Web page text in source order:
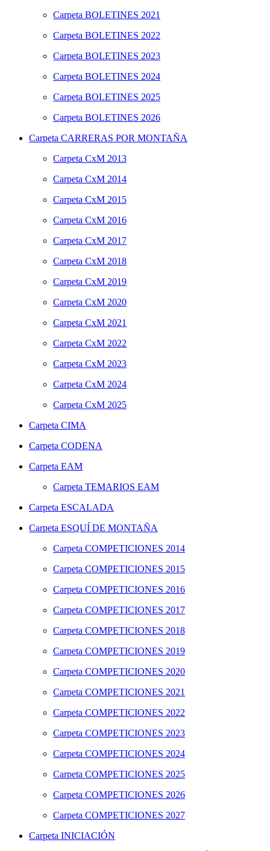
Carpeta BOLETINES 2021
Carpeta BOLETINES 2022
Carpeta BOLETINES 2023
Carpeta BOLETINES 2024
Carpeta BOLETINES 2025
Carpeta BOLETINES 2026
Carpeta CARRERAS POR MONTAÑA
Carpeta CxM 2013
Carpeta CxM 2014
Carpeta CxM 2015
Carpeta CxM 2016
Carpeta CxM 2017
Carpeta CxM 2018
Carpeta CxM 2019
Carpeta CxM 2020
Carpeta CxM 2021
Carpeta CxM 2022
Carpeta CxM 2023
Carpeta CxM 2024
Carpeta CxM 2025
Carpeta CIMA
Carpeta CODENA
Carpeta EAM
Carpeta TEMARIOS EAM
Carpeta ESCALADA
Carpeta ESQUÍ DE MONTAÑA
Carpeta COMPETICIONES 2014
Carpeta COMPETICIONES 2015
Carpeta COMPETICIONES 2016
Carpeta COMPETICIONES 2017
Carpeta COMPETICIONES 2018
Carpeta COMPETICIONES 2019
Carpeta COMPETICIONES 2020
Carpeta COMPETICIONES 2021
Carpeta COMPETICIONES 2022
Carpeta COMPETICIONES 2023
Carpeta COMPETICIONES 2024
Carpeta COMPETICIONES 2025
Carpeta COMPETICIONES 2026
Carpeta COMPETICIONES 2027
Carpeta INICIACIÓN